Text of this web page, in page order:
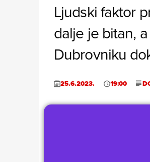
Ljudski faktor
dalje je bitan,
Dubrovniku
25.6.2023. 19:00